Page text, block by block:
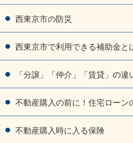
西東京市の防災
西東京市で利用できる補助金と
「分譲」「仲介」「賃貸」の違
不動産購入の前に！住宅ローン
不動産購入時に入る保険